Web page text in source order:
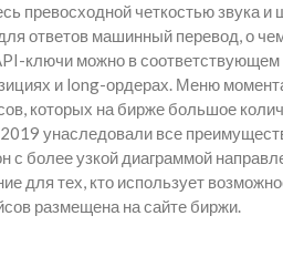
превосходной четкостью звука и
ответов машинный перевод, о
ключи можно в соответствующем
и long-ордерах. Меню
которых на бирже большое
унаследовали все
более узкой диаграммой
для тех, кто использует
размещена на сайте биржи.